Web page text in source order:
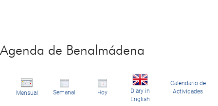
Agenda de Benalmádena
Mensual Semanal Hoy
Diary in
English
Calendario de
Actividades